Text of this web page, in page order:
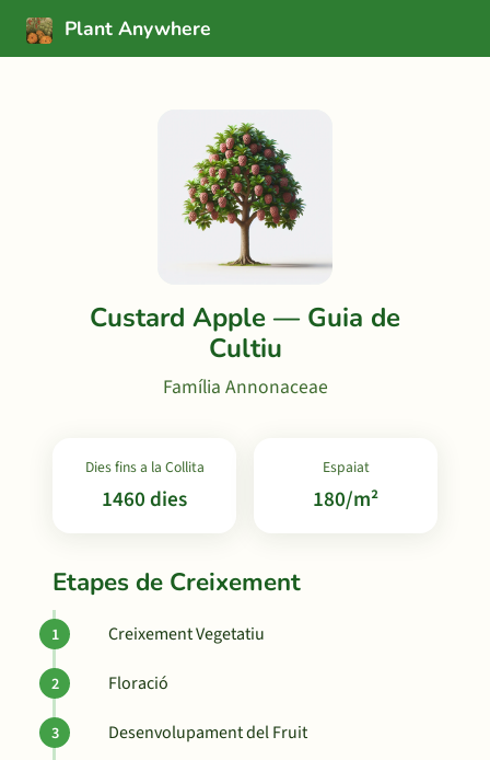
Plant Anywhere
Custard Apple — Guia de
Cultiu
Família Annonaceae
Dies fins a la Collita
1460 dies
Espaiat
180/m²
Etapes de Creixement
Creixement Vegetatiu
Floració
Desenvolupament del Fruit